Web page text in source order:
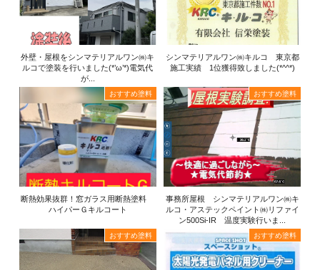
外壁・屋根をシンマテリアルワン㈱キ
ルコで塗装を行いました(*’ω’*)電気代
が...
シンマテリアルワン㈱キルコ 東京都
施工実績 1位獲得致しました(*^^*)
おすすめ塗料
断熱効果抜群！窓ガラス用断熱塗料
ハイパーＧキルコート
おすすめ塗料
事務所屋根 シンマテリアルワン㈱キ
ルコ・アステックペイント㈱リファイ
ン500Si-IR 温度実験行いま...
おすすめ塗料 おすすめ塗料